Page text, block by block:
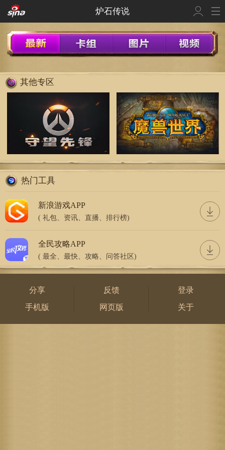
炉石传说
其他专区
热门工具
新浪游戏APP
( 礼包、资讯、直播、排行榜)
全民攻略APP
( 最全、最快、攻略、问答社区)
分享
手机版
反馈
网页版
登录
关于